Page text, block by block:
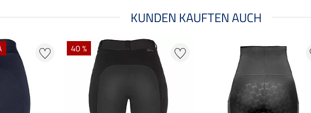
KUNDEN KAUFTEN AUCH
40 %